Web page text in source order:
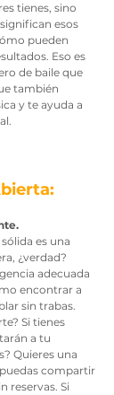
tienes, sino
esos
pueden
Eso es
de baile que
también
y te ayuda a
es una
¿verdad?
adecuada
encontrar a
sin trabas.
Si tienes
a tu
Quieres una
compartir
reservas. Si